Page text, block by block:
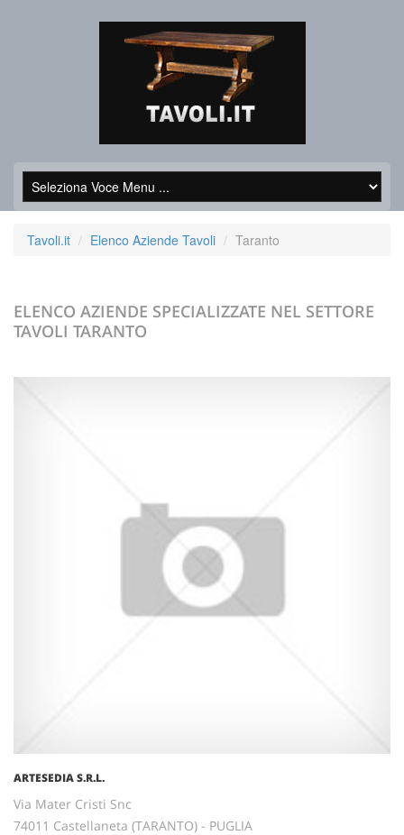
Tavoli.it Elenco Aziende Tavoli Taranto
ELENCO AZIENDE SPECIALIZZATE NEL SETTORE
TAVOLI TARANTO
ARTESEDIA S.R.L.
Via Mater Cristi Snc
74011 Castellaneta (TARANTO) - PUGLIA